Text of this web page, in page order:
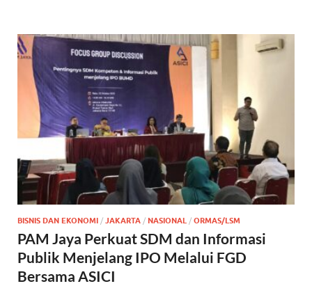
BISNIS DAN EKONOMI / JAKARTA / NASIONAL / ORMAS/LSM
PAM Jaya Perkuat SDM dan Informasi
Publik Menjelang IPO Melalui FGD
Bersama ASICI